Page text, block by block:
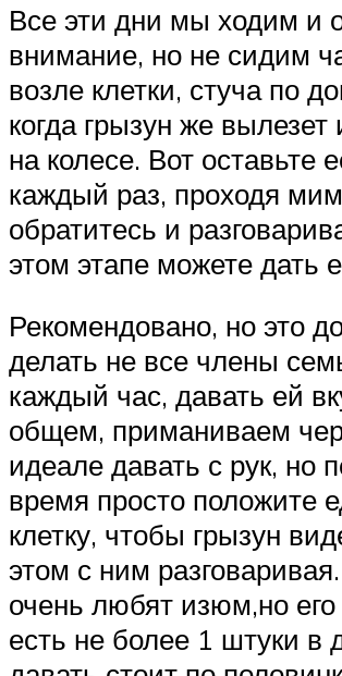
Все эти дни мы ходим и
внимание, но не сидим
возле клетки, стуча по
когда грызун же вылезет
на колесе. Вот оставьте
каждый раз, проходя
обратитесь и
этом этапе можете дать
Рекомендовано, но это
делать не все члены
каждый час, давать ей
общем, приманиваем
идеале давать с рук, но
время просто положите
клетку, чтобы грызун
этом с ним
очень любят изюм,но
есть не более 1 штуки в